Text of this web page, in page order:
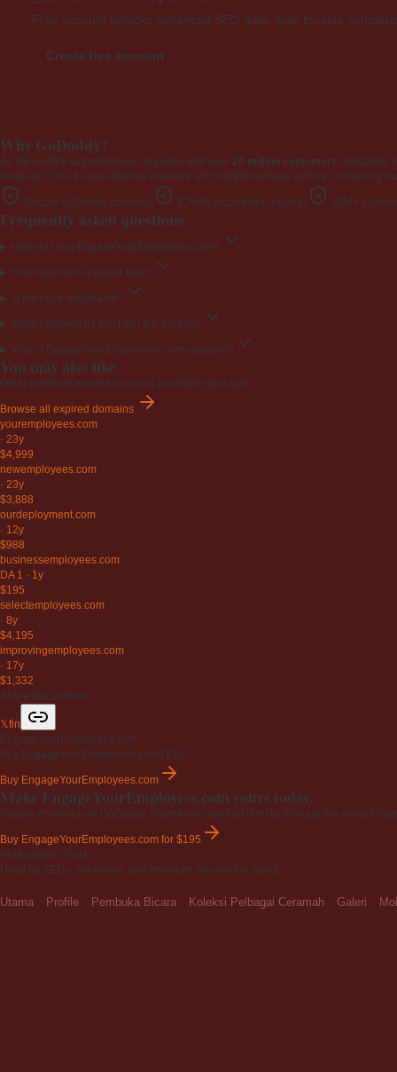
Free account unlocks advanced SEO data, side-by-side
Create free account
Why GoDaddy?
As the world's largest domain registrar with over 20 million customers, GoDaddy
range of TLDs. Its user-friendly interface and comprehensive services, including
Secure GoDaddy checkout ICANN-accredited registrar 20M+
Frequently asked questions
How do I buy EngageYourEmployees.com?
How long does transfer take?
Is the price negotiable?
What happens if I don't win the auction?
Why is EngageYourEmployees.com valuable?
You may also like
Other premium expired domains available right now.
Browse all expired domains
youremployees.com
· 23y
$4,999
newemployees.com
· 23y
$3,888
ourdeployment.com
· 12y
$988
businessemployees.com
DA 1 · 1y
$195
selectemployees.com
· 8y
$4,195
improvingemployees.com
· 17y
$1,332
Share this domain
𝕏fin
EngageYourEmployees.com
Buy EngageYourEmployees.com$195
Buy EngageYourEmployees.com
Make EngageYourEmployees.com yours today.
Secure checkout via GoDaddy. Transfer is handled directly through the world's
Buy EngageYourEmployees.com for $195
Professional Trust
Used by SEOs, marketers, and investors all over the world.
Utama Profile Pembuka Bicara Koleksi Pelbagai Ceramah Galeri